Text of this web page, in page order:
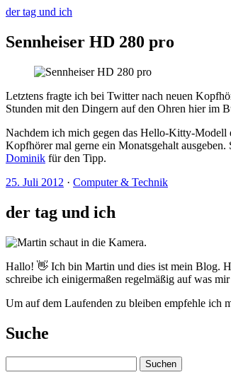
der tag und ich
Sennheiser HD 280 pro
Letztens fragte ich bei Twitter nach neuen
Stunden mit den Dingern auf den Ohren hier im
Nachdem ich mich gegen das Hello-Kitty-Modell
Kopfhörer mal gerne ein Monatsgehalt
Dominik für den Tipp.
25. Juli 2012 · Computer & Technik
der tag und ich
Hallo! 👋 Ich bin Martin und dies ist mein Blog.
schreibe ich einigermaßen regelmäßig auf was
Um auf dem Laufenden zu bleiben empfehle ich
Suche
Suchen